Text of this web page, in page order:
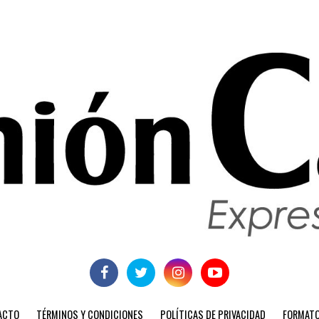
TÉRMINOS Y CONDICIONES POLÍTICAS DE PRIVACIDAD